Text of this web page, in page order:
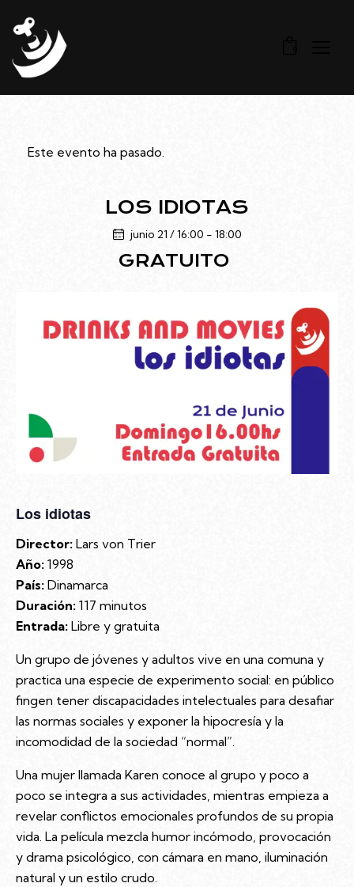
Este evento ha pasado.
LOS IDIOTAS
junio 21 / 16:00 - 18:00
GRATUITO
Los idiotas
Director: Lars von Trier
Año: 1998
País: Dinamarca
Duración: 117 minutos
Entrada: Libre y gratuita
Un grupo de jóvenes y adultos vive en una comuna y
practica una especie de experimento social: en público
fingen tener discapacidades intelectuales para desafiar
las normas sociales y exponer la hipocresía y la
incomodidad de la sociedad “normal”.
Una mujer llamada Karen conoce al grupo y poco a
poco se integra a sus actividades, mientras empieza a
revelar conflictos emocionales profundos de su propia
vida. La película mezcla humor incómodo, provocación
y drama psicológico, con cámara en mano, iluminación
natural y un estilo crudo.